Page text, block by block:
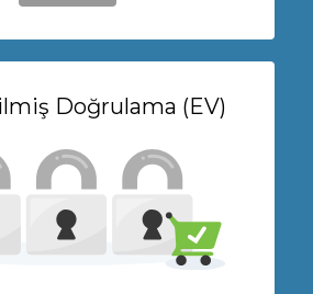
Doğrulama (EV)